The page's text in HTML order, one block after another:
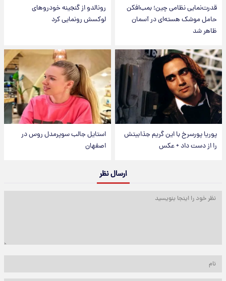
قدرت‌نمایی نظامی چین؛ بمب‌افکن
حامل موشک هسته‌ای در آسمان
ظاهر شد
رونالدو از گنجینه خودروهای
لوکسش رونمایی کرد
پوریا پورسرخ با این گریم جذابیتش
را از دست داد + عکس
استایل جالب سوپرمدل روس در
اصفهان
ارسال نظر